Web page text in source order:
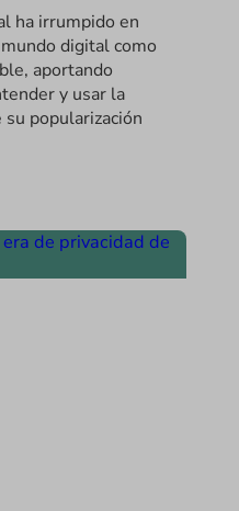
ha irrumpido en
digital como
aportando
y usar la
popularización